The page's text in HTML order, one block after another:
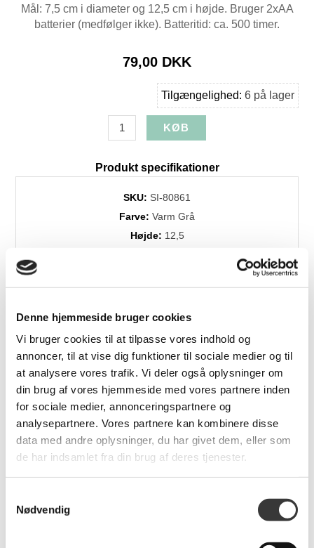
Denne hjemmeside bruger cookies
Vi bruger cookies til at tilpasse vores indhold og
annoncer, til at vise dig funktioner til sociale medier og til
at analysere vores trafik. Vi deler også oplysninger om
din brug af vores hjemmeside med vores partnere inden
for sociale medier, annonceringspartnere og
analysepartnere. Vores partnere kan kombinere disse
data med andre oplysninger, du har givet dem, eller som
de har indsamlet fra din brug af deres tjenester.
Nødvendig
Mål: 7,5 cm i diameter og 12,5 cm i højde. Bruger 2xAA
batterier (medfølger ikke). Batteritid: ca. 500 timer.
79,00 DKK
Tilgængelighed: 6 på lager
Produkt specifikationer
SKU: SI-80861
Farve: Varm Grå
Højde: 12,5
Brands:Sirius
Relaterede produkter
Liva Cluster Stjerne,
Sille Led Bloklys,